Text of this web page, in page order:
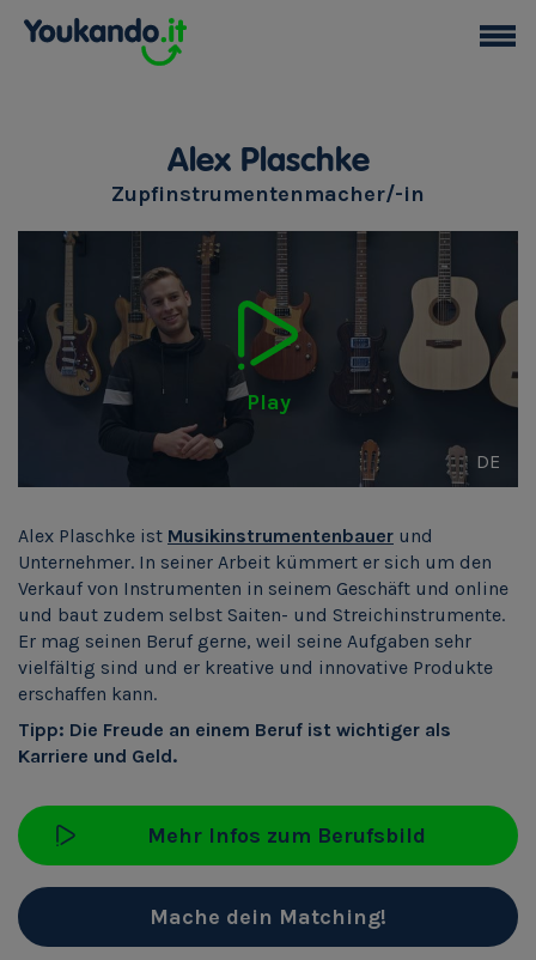
Alex Plaschke
Zupfinstrumentenmacher/-in
Play
DE
Alex Plaschke ist Musikinstrumentenbauer und
Unternehmer. In seiner Arbeit kümmert er sich um den
Verkauf von Instrumenten in seinem Geschäft und online
und baut zudem selbst Saiten- und Streichinstrumente.
Er mag seinen Beruf gerne, weil seine Aufgaben sehr
vielfältig sind und er kreative und innovative Produkte
erschaffen kann.
Tipp: Die Freude an einem Beruf ist wichtiger als
Karriere und Geld.
Mehr Infos zum Berufsbild
Mache dein Matching!